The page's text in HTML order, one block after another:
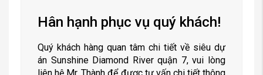
Hân hạnh phục vụ quý khách!
Quý khách hàng quan tâm chi tiết về siêu dự
án Sunshine Diamond River quận 7, vui lòng